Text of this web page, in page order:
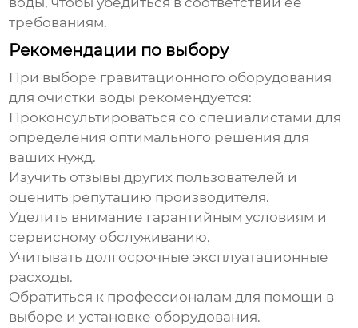
требованиям.
Рекомендации по выбору
При выборе гравитационного оборудования
для очистки воды рекомендуется:
Проконсультироваться со специалистами для
определения оптимального решения для
ваших нужд.
Изучить отзывы других пользователей и
оценить репутацию производителя.
Уделить внимание гарантийным условиям и
сервисному обслуживанию.
Учитывать долгосрочные эксплуатационные
расходы.
Обратиться к профессионалам для помощи в
выборе и установке оборудования.